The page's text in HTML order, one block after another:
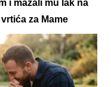
i mazali mu lak na
za Mame